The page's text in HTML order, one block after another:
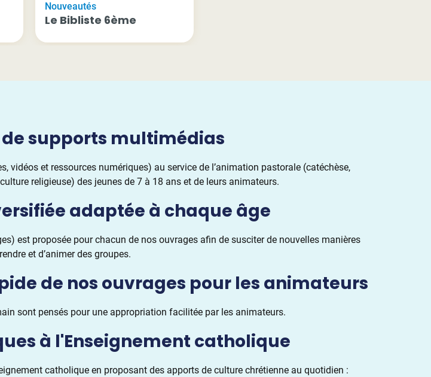
Nouveautés
Le Bibliste 6ème
supports multimédias
et ressources numériques) au service de l’animation pastorale (catéchèse,
religieuse) des jeunes de 7 à 18 ans et de leurs animateurs.
adaptée à chaque âge
est proposée pour chacun de nos ouvrages afin de susciter de nouvelles manières
et d’animer des groupes.
de nos ouvrages pour les animateurs
sont pensés pour une appropriation facilitée par les animateurs.
à l'Enseignement catholique
catholique en proposant des apports de culture chrétienne au quotidien :